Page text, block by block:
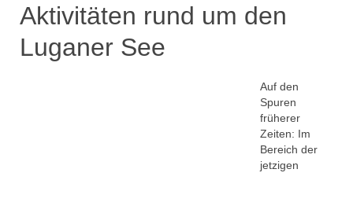
Aktivitäten rund um den
Luganer See
Auf den
Spuren
früherer
Zeiten: Im
Bereich der
jetzigen